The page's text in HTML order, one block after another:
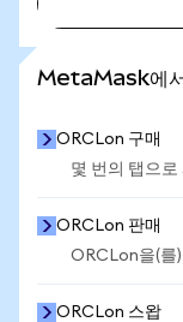
MetaMask에
ORCLon 구매
몇 번의 탭으
ORCLon 판매
ORCLon을(를
ORCLon 스왑